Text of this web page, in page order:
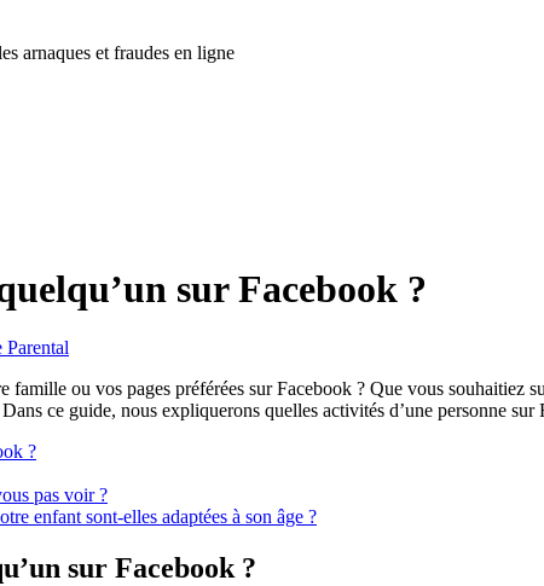
arnaques et fraudes en ligne
sur Facebook ?
Parental
famille ou vos pages préférées sur Facebook ? Que vous
ce guide, nous expliquerons quelles activités d’une personne
?
pas voir ?
enfant sont-elles adaptées à son âge ?
sur Facebook ?